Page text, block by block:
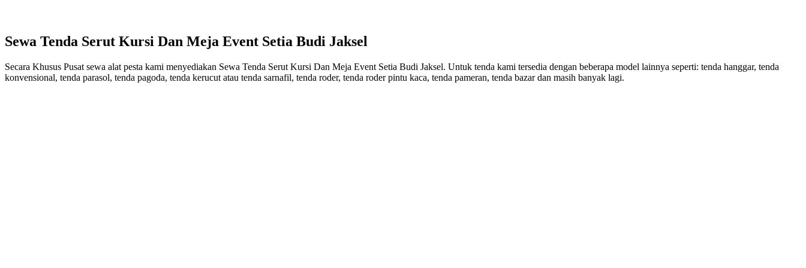
Sewa Tenda Serut Kursi Dan Meja Event Setia Budi Jaksel
Secara Khusus Pusat sewa alat pesta kami menyediakan Sewa Tenda Serut Kursi Dan Meja Event Setia Budi Jaksel. Untuk tenda kami tersedia dengan beberapa model lainnya seperti: tenda hanggar, tenda
konvensional, tenda parasol, tenda pagoda, tenda kerucut atau tenda sarnafil, tenda roder, tenda roder pintu kaca, tenda pameran, tenda bazar dan masih banyak lagi.